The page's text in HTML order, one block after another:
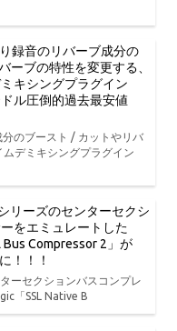
録音のリバーブ成分の
ーブの特性を変更する、
キシングプラグイン
ル圧倒的過去最安値
分のブースト / カットやリバ
デミキシングプラグイン
リーズのセンターセクシ
をエミュレートした
Bus Compressor 2」が
！！！
ーセクションバスコンプレ
「SSL Native B